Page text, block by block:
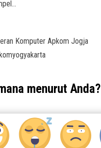
Komputer Apkom Jogja
menurut Anda?